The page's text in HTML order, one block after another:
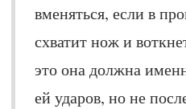
вменяться, если в
схватит нож и
это она должна
ей ударов, но не